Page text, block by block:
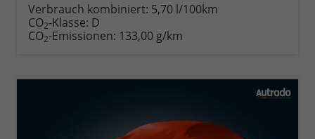
Verbrauch kombiniert: 5,70 l/100km
CO2-Klasse: D
CO2-Emissionen: 133,00 g/km